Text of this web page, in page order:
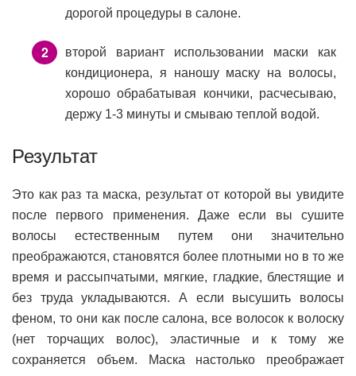
дорогой процедуры в салоне.
второй вариант использовании маски как
кондиционера, я наношу маску на волосы,
хорошо обрабатывая кончики, расчесываю,
держу 1-3 минуты и смываю теплой водой.
Результат
Это как раз та маска, результат от которой вы увидите
после первого применения. Даже если вы сушите
волосы естественным путем они значительно
преображаются, становятся более плотными но в то же
время и рассыпчатыми, мягкие, гладкие, блестящие и
без труда укладываются. А если высушить волосы
феном, то они как после салона, все волосок к волоску
(нет торчащих волос), эластичные и к тому же
сохраняется объем. Маска настолько преображает